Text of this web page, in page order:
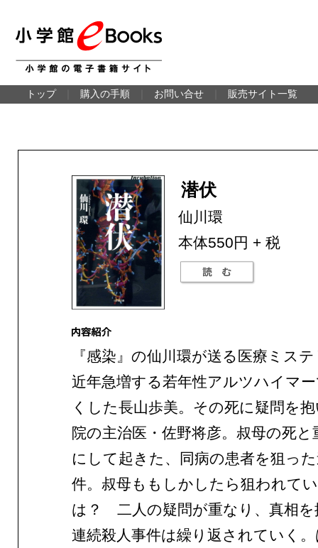
トップ 購入の手順 お問い合せ 販売サイト一覧
潜伏
仙川環
本体550円 + 税
『感染』の仙川環が送る医療ミス
近年急増する若年性アルツハイマ
くした長山歩美。その死に疑問を
院の主治医・佐野将彦。叔母の死
にして起きた、同病の患者を狙っ
件。叔母ももしかしたら狙われて
は？ 二人の疑問が重なり、真相を
連続殺人事件は繰り返されていく